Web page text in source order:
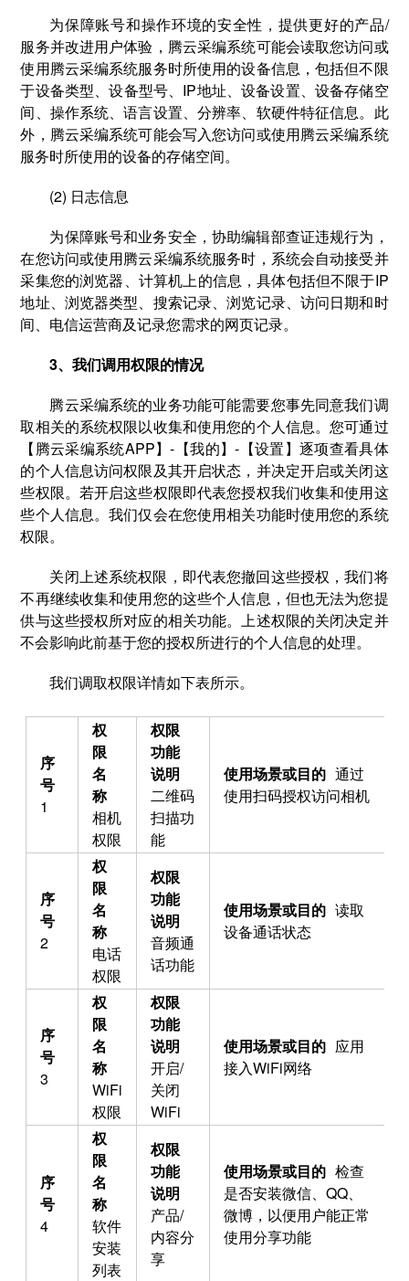
为保障账号和操作环境的安全性，提供更好的产品/
服务并改进用户体验，腾云采编系统可能会读取您访问或
使用腾云采编系统服务时所使用的设备信息，包括但不限
于设备类型、设备型号、IP地址、设备设置、设备存储空
间、操作系统、语言设置、分辨率、软硬件特征信息。此
外，腾云采编系统可能会写入您访问或使用腾云采编系统
服务时所使用的设备的存储空间。
(2) 日志信息
为保障账号和业务安全，协助编辑部查证违规行为，
在您访问或使用腾云采编系统服务时，系统会自动接受并
采集您的浏览器、计算机上的信息，具体包括但不限于IP
地址、浏览器类型、搜索记录、浏览记录、访问日期和时
间、电信运营商及记录您需求的网页记录。
3、我们调用权限的情况
腾云采编系统的业务功能可能需要您事先同意我们调
取相关的系统权限以收集和使用您的个人信息。您可通过
【腾云采编系统APP】-【我的】-【设置】逐项查看具体
的个人信息访问权限及其开启状态，并决定开启或关闭这
些权限。若开启这些权限即代表您授权我们收集和使用这
些个人信息。我们仅会在您使用相关功能时使用您的系统
权限。
关闭上述系统权限，即代表您撤回这些授权，我们将
不再继续收集和使用您的这些个人信息，但也无法为您提
供与这些授权所对应的相关功能。上述权限的关闭决定并
不会影响此前基于您的授权所进行的个人信息的处理。
我们调取权限详情如下表所示。
1
相机
权限
二维码
扫描功
能
通过
使用扫码授权访问相机
2
电话
权限
音频通
话功能
读取
设备通话状态
3
WiFi
权限
开启/
关闭
WiFi
应用
接入WiFi网络
4
软件
安装
列表
产品/
内容分
享
检查
是否安装微信、QQ、
微博，以便用户能正常
使用分享功能